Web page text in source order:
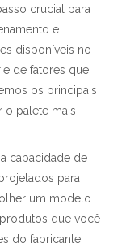
crucial para
e
disponíveis no
de fatores que
os principais
o palete mais
capacidade de
para
um modelo
que você
do fabricante